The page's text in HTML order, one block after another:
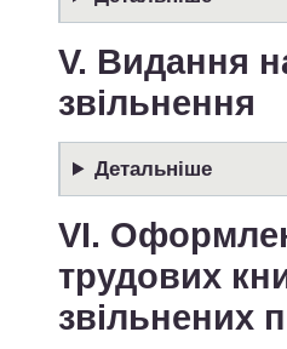
V. Видання
звільнення
Детальніше
VІ.
трудових
звільнених